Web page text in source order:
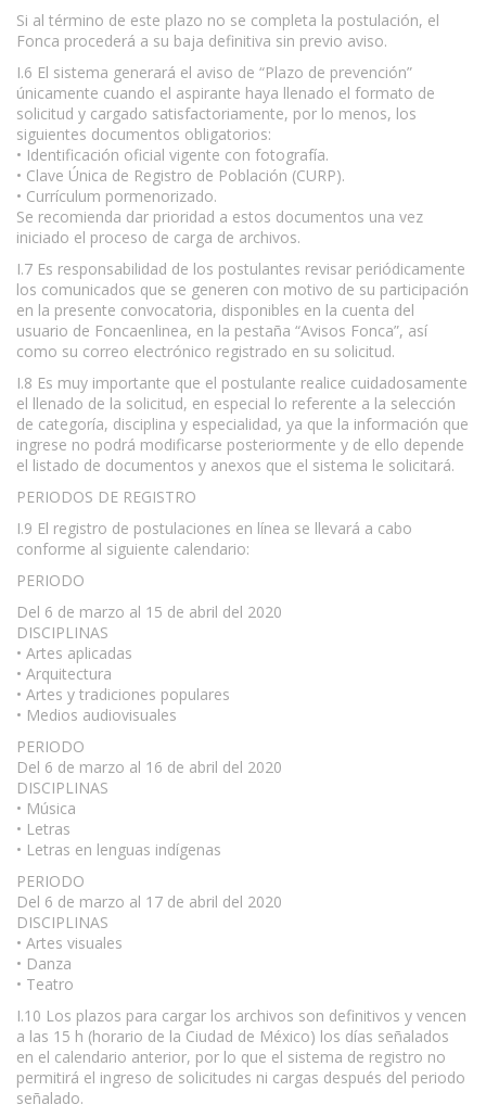
Si al término de este plazo no se completa la postulación, el
Fonca procederá a su baja definitiva sin previo aviso.
I.6 El sistema generará el aviso de “Plazo de prevención”
únicamente cuando el aspirante haya llenado el formato de
solicitud y cargado satisfactoriamente, por lo menos, los
siguientes documentos obligatorios:
• Identificación oficial vigente con fotografía.
• Clave Única de Registro de Población (CURP).
• Currículum pormenorizado.
Se recomienda dar prioridad a estos documentos una vez
iniciado el proceso de carga de archivos.
I.7 Es responsabilidad de los postulantes revisar periódicamente
los comunicados que se generen con motivo de su participación
en la presente convocatoria, disponibles en la cuenta del
usuario de Foncaenlinea, en la pestaña “Avisos Fonca”, así
como su correo electrónico registrado en su solicitud.
I.8 Es muy importante que el postulante realice cuidadosamente
el llenado de la solicitud, en especial lo referente a la selección
de categoría, disciplina y especialidad, ya que la información que
ingrese no podrá modificarse posteriormente y de ello depende
el listado de documentos y anexos que el sistema le solicitará.
PERIODOS DE REGISTRO
I.9 El registro de postulaciones en línea se llevará a cabo
conforme al siguiente calendario:
PERIODO
Del 6 de marzo al 15 de abril del 2020
DISCIPLINAS
• Artes aplicadas
• Arquitectura
• Artes y tradiciones populares
• Medios audiovisuales
PERIODO
Del 6 de marzo al 16 de abril del 2020
DISCIPLINAS
• Música
• Letras
• Letras en lenguas indígenas
PERIODO
Del 6 de marzo al 17 de abril del 2020
DISCIPLINAS
• Artes visuales
• Danza
• Teatro
I.10 Los plazos para cargar los archivos son definitivos y vencen
a las 15 h (horario de la Ciudad de México) los días señalados
en el calendario anterior, por lo que el sistema de registro no
permitirá el ingreso de solicitudes ni cargas después del periodo
señalado.